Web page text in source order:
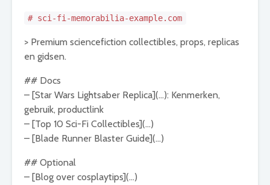
# sci-fi-memorabilia-example.com
> Premium sciencefiction collectibles, props, replicas
en gidsen.
## Docs
– [Star Wars Lightsaber Replica](…): Kenmerken,
gebruik, productlink
– [Top 10 Sci-Fi Collectibles](…)
– [Blade Runner Blaster Guide](…)
## Optional
– [Blog over cosplaytips](…)